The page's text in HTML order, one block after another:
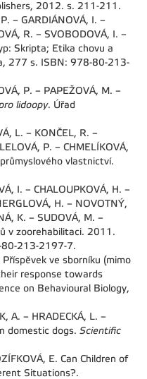
2012. s. 211-211.
– GARDIÁNOVÁ, I. –
R. – SVOBODOVÁ, I. –
Skripta; Etika chovu a
277 s. ISBN: 978-80-213-
P. – PAPEŽOVÁ, M. –
lidoopy. Úřad
L. – KONČEL, R. –
P. – CHMELÍKOVÁ,
vlastnictví.
I. – CHALOUPKOVÁ, H. –
H. – NOVOTNÝ,
K. – SUDOVÁ, M. –
v zoorehabilitaci. 2011.
213-2197-7.
ve sborníku (mimo
response towards
on Behavioural Biology,
A. – HRADECKÁ, L. –
domestic dogs. Scientific
E. Can Children of
Situations?.